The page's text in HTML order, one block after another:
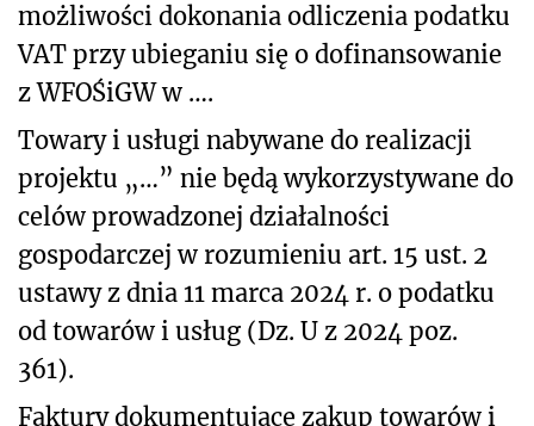
możliwości dokonania odliczenia podatku
VAT przy ubieganiu się o dofinansowanie
z WFOŚiGW w ….
Towary i usługi nabywane do realizacji
projektu „…” nie będą wykorzystywane do
celów prowadzonej działalności
gospodarczej w rozumieniu art. 15 ust. 2
ustawy z dnia 11 marca 2024 r. o podatku
od towarów i usług (Dz. U z 2024 poz.
361).
Faktury dokumentujące zakup towarów i